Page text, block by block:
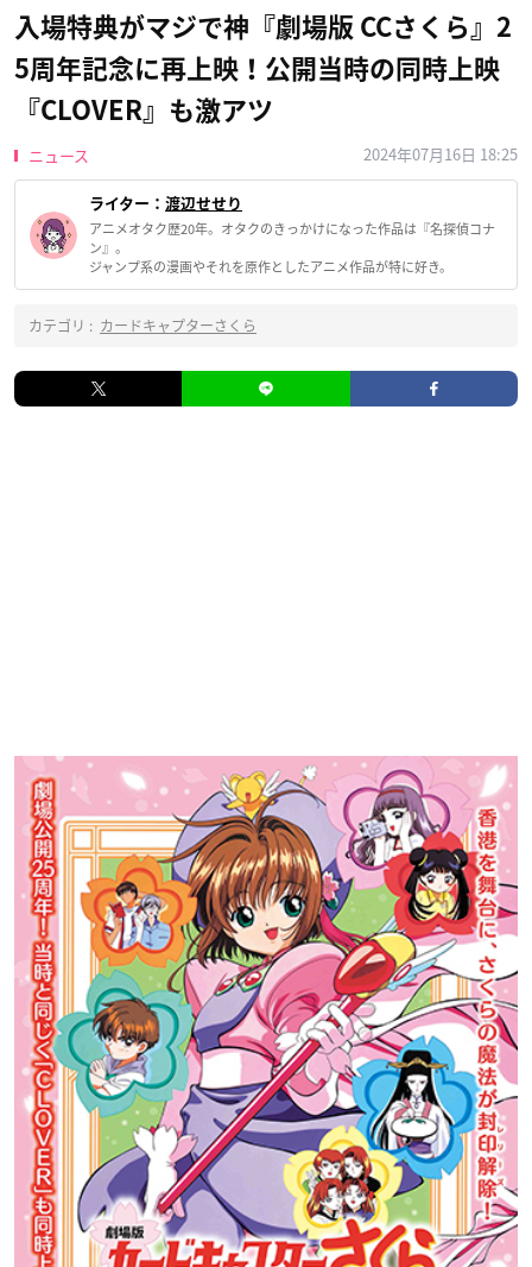
入場特典がマジで神『劇場版 CCさくら』2
5周年記念に再上映！公開当時の同時上映
『CLOVER』も激アツ
ニュース 2024年07月16日 18:25
ライター： 渡辺せせり
アニメオタク歴20年。オタクのきっかけになった作品は『名探偵コナ
ン』。
ジャンプ系の漫画やそれを原作としたアニメ作品が特に好き。
カテゴリ : カードキャプターさくら